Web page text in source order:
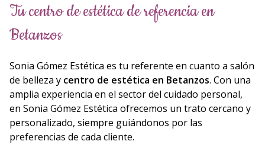
Tu centro de estética de referencia en
Betanzos
Sonia Gómez Estética es tu referente en cuanto a salón
de belleza y centro de estética en Betanzos. Con una
amplia experiencia en el sector del cuidado personal,
en Sonia Gómez Estética ofrecemos un trato cercano y
personalizado, siempre guiándonos por las
preferencias de cada cliente.